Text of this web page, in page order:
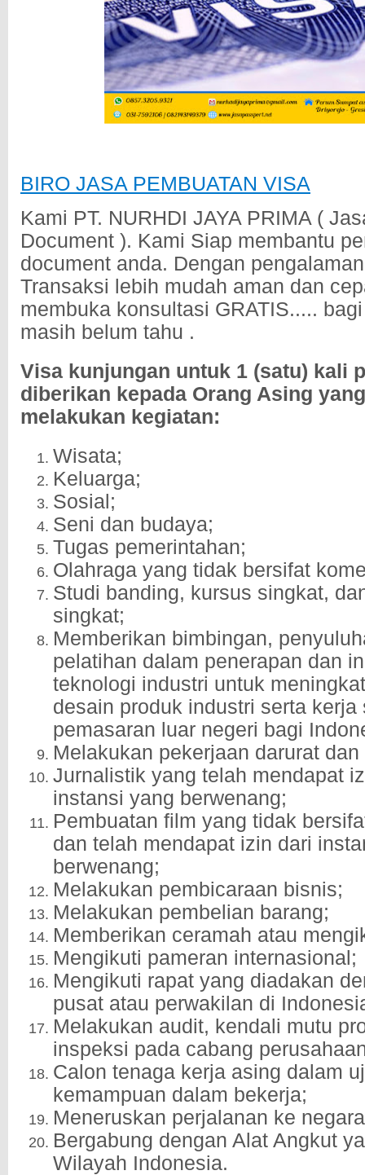
BIRO JASA PEMBUATAN VISA
Kami PT. NURHDI JAYA PRIMA (
Document ). Kami Siap membantu
document anda. Dengan
Transaksi lebih mudah aman dan
membuka konsultasi GRATIS.....
masih belum tahu .
Visa kunjungan untuk 1 (satu) kali
diberikan kepada Orang Asing
melakukan kegiatan:
Wisata;
Keluarga;
Sosial;
Seni dan budaya;
Tugas pemerintahan;
Olahraga yang tidak bersifat
Studi banding, kursus singkat,
singkat;
Memberikan bimbingan,
pelatihan dalam penerapan dan
teknologi industri untuk
desain produk industri serta kerja
pemasaran luar negeri bagi
Melakukan pekerjaan darurat
Jurnalistik yang telah mendapat
instansi yang berwenang;
Pembuatan film yang tidak
dan telah mendapat izin dari
berwenang;
Melakukan pembicaraan bisnis;
Melakukan pembelian barang;
Memberikan ceramah atau
Mengikuti pameran internasional;
Mengikuti rapat yang diadakan
pusat atau perwakilan di
Melakukan audit, kendali mutu
inspeksi pada cabang
Calon tenaga kerja asing dalam
kemampuan dalam bekerja;
Meneruskan perjalanan ke
Bergabung dengan Alat Angkut
Wilayah Indonesia.